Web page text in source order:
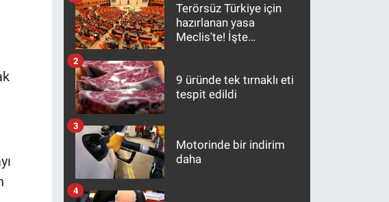
Terörsüz Türkiye için
hazırlanan yasa
Meclis'te! İşte
9 üründe tek tırnaklı eti
tespit edildi
2
Motorinde bir indirim
daha
3
4